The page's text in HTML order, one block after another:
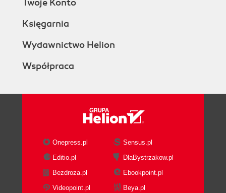
Twoje Konto
Księgarnia
Wydawnictwo Helion
Współpraca
Onepress.pl
Sensus.pl
Editio.pl
DlaBystrzakow.pl
Bezdroza.pl
Ebookpoint.pl
Videopoint.pl
Beya.pl